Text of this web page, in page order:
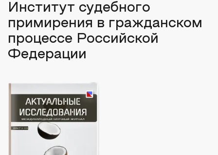
Институт судебного
примирения в гражданском
процессе Российской
Федерации